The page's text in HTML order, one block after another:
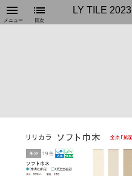
menu
メニュー
LY TILE 2023
list
目次